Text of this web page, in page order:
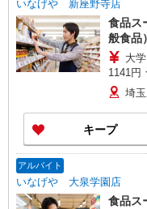
いなげや 新座野寺店
食品ス
般食品）
大
1141円 ★職種を限定しての募集のため、勤務時
間・曜
埼
キープ
アルバイト
いなげや 大泉学園店
食品ス